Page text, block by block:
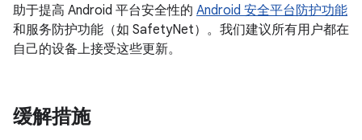
助于提高 Android 平台安全性的 Android 安全平台防护功能
和服务防护功能（如 SafetyNet）。我们建议所有用户都在
自己的设备上接受这些更新。
缓解措施